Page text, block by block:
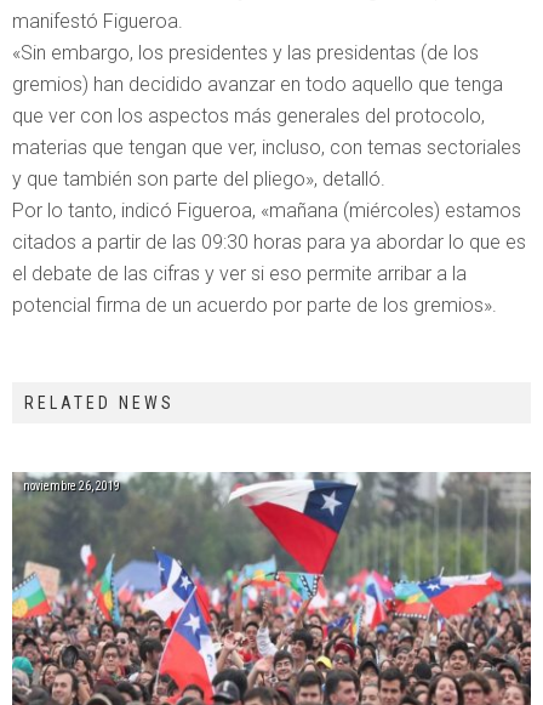
manifestó Figueroa.
«Sin embargo, los presidentes y las presidentas (de los
gremios) han decidido avanzar en todo aquello que tenga
que ver con los aspectos más generales del protocolo,
materias que tengan que ver, incluso, con temas sectoriales
y que también son parte del pliego», detalló.
Por lo tanto, indicó Figueroa, «mañana (miércoles) estamos
citados a partir de las 09:30 horas para ya abordar lo que es
el debate de las cifras y ver si eso permite arribar a la
potencial firma de un acuerdo por parte de los gremios».
RELATED NEWS
noviembre 26, 2019